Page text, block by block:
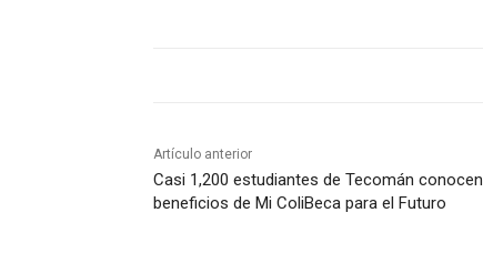
Artículo anterior
Casi 1,200 estudiantes de Tecomán conocen
beneficios de Mi ColiBeca para el Futuro